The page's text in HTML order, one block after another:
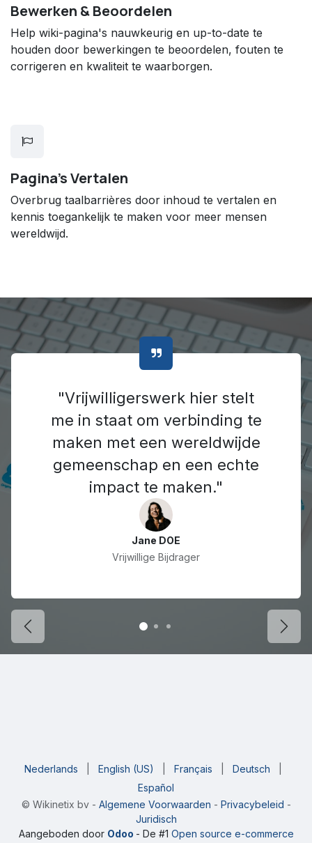
Bewerken & Beoordelen
Help wiki-pagina's nauwkeurig en up-to-date te
houden door bewerkingen te beoordelen, fouten te
corrigeren en kwaliteit te waarborgen.
Pagina's Vertalen
Overbrug taalbarrières door inhoud te vertalen en
kennis toegankelijk te maken voor meer mensen
wereldwijd.
"Vrijwilligerswerk hier stelt
me in staat om verbinding te
maken met een wereldwijde
gemeenschap en een echte
impact te maken."
Jane DOE
Vrijwillige Bijdrager
Back
© Wikinetix bv- Algemene Voorwaarden - Privacybeleid -
Juridisch
Nederlands English (US) Français Deutsch
Español
Aangeboden door Odoo - De #1 Open source e-commerce